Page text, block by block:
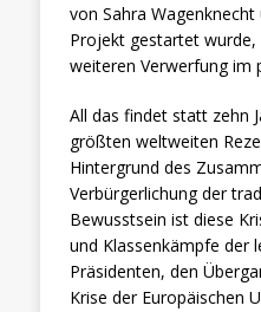
von Sahra
Projekt gestartet wurde,
weiteren Verwerfung im
All das findet statt zehn
größten weltweiten
Hintergrund des
Verbürgerlichung der
Bewusstsein ist diese
und Klassenkämpfe der
Präsidenten, den
Krise der Europäischen